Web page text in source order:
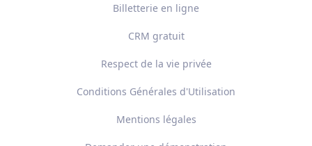
Billetterie en ligne
CRM gratuit
Respect de la vie privée
Conditions Générales d'Utilisation
Mentions légales